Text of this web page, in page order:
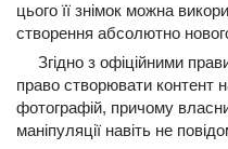
цього її знімок можна
створення абсолютно
Згідно з офіційними
право створювати контент
фотографій, причому
маніпуляції навіть не